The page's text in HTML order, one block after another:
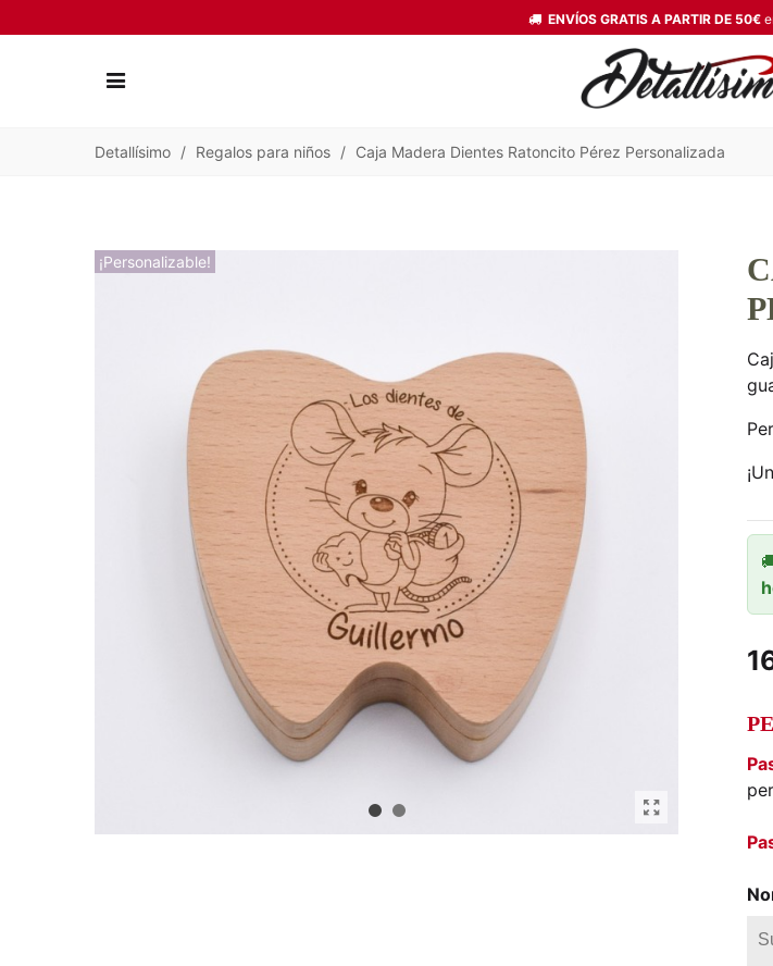
ENVÍOS GRATIS A PARTIR DE 50€
Detallísimo / Regalos para niños / Caja Madera Dientes Ratoncito Pérez Personalizada
¡Personalizable!